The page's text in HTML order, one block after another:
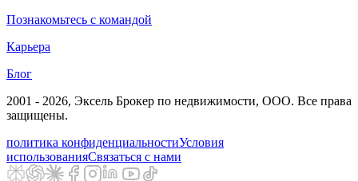
Познакомьтесь с командой
Карьера
Блог
2001 - 2026, Эксель Брокер по недвижимости, ООО. Все права
защищены.
политика конфиденциальностиУсловия
использованияСвязаться с нами